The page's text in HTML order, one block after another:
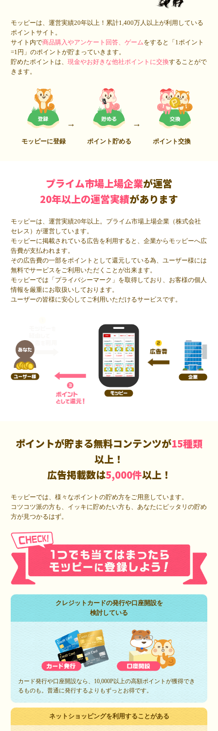
モッピーは、運営実績20年以上！累計1,400万人 以上が利用している
ポイントサイト。
サイト内で商品購入やアンケート回答、ゲームをすると「1ポイント
=1円」のポイントが貯まっていきます。
貯めたポイントは、現金やお好きな他社ポイントに交換することがで
きます。
モッピーに登録 ポイント貯める ポイント交換
プライム市場上場企業が運営
20年以上の運営実績があります
モッピーは、運営実績20年以上。プライム市場上場企業（株式会社
セレス）が運営しています。
モッピーに掲載されている広告を利用すると、企業からモッピーへ広
告費が支払われます。
その広告費の一部をポイントとして還元している為、ユーザー様には
無料でサービスをご利用いただくことが出来ます。
モッピーでは「プライバシーマーク」を取得しており、お客様の個人
情報を厳重にお取扱いしております。
ユーザーの皆様に安心してご利用いただけるサービスです。
ポイントが貯まる無料コンテンツが15種類
以上！
広告掲載数は5,000件以上！
モッピーでは、様々なポイントの貯め方をご用意しています。
コツコツ派の方も、イッキに貯めたい方も、あなたにピッタリの貯め
方が見つかるはず。
クレジットカードの発行や口座開設を
検討している
カード発行や口座開設なら、10,000P以上の高額ポイントが獲得でき
るものも。普通に発行するよりもずっとお得です。
ネットショッピングを利用することがある